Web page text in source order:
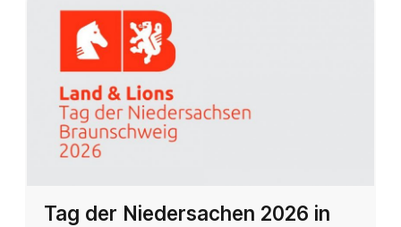
Tag der Niedersachen 2026 in